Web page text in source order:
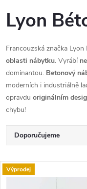
Lyon
Francouzská značka Lyon
oblasti nábytku. Vyrábí
dominantou. Betonový
moderních i industriálně
opravdu originálním
chybu!
Ř
a
Doporučujeme
Nejdražší
V
Výprodej